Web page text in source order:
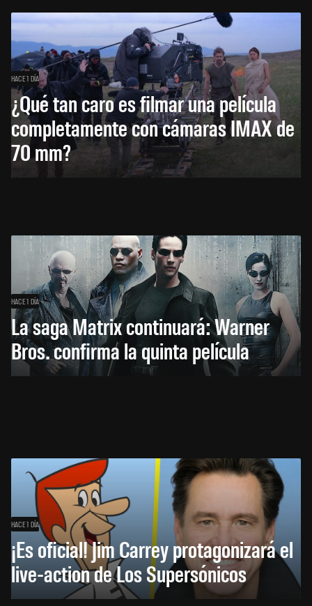
HACE 1 DÍA
¿Qué tan caro es filmar una película
completamente con cámaras IMAX de
70 mm?
HACE 1 DÍA
La saga Matrix continuará: Warner
Bros. confirma la quinta película
HACE 1 DÍA
¡Es oficial! Jim Carrey protagonizará el
live-action de Los Supersónicos